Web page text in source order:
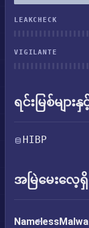
LEAKCHECK
VIGILANTE
ရင်းမြစ်မျာ
HIBP
အမြဲမေးလေ့ရှိ